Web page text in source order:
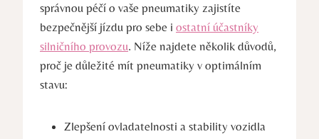
správnou péčí o vaše pneumatiky zajistíte
bezpečnější jízdu pro sebe i ostatní účastníky
silničního provozu. Níže najdete několik důvodů,
proč je důležité mít pneumatiky v optimálním
stavu:
Zlepšení ovladatelnosti a stability vozidla